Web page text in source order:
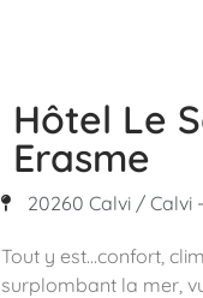
Hôtel Le
Erasme
20260 Calvi / Calvi
Tout y est…confort,
surplombant la mer,